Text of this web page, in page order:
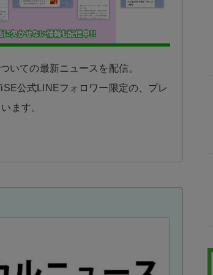
いての最新ニュースを配信。
公式LINEフォロワー限定の、プレ
ます。